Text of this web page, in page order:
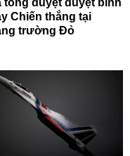
tổng duyệt duyệt binh
Chiến thắng tại
trường Đỏ